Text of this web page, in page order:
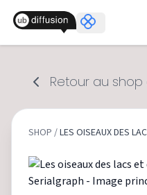
Retour au
SHOP /LES OISEAUX DES